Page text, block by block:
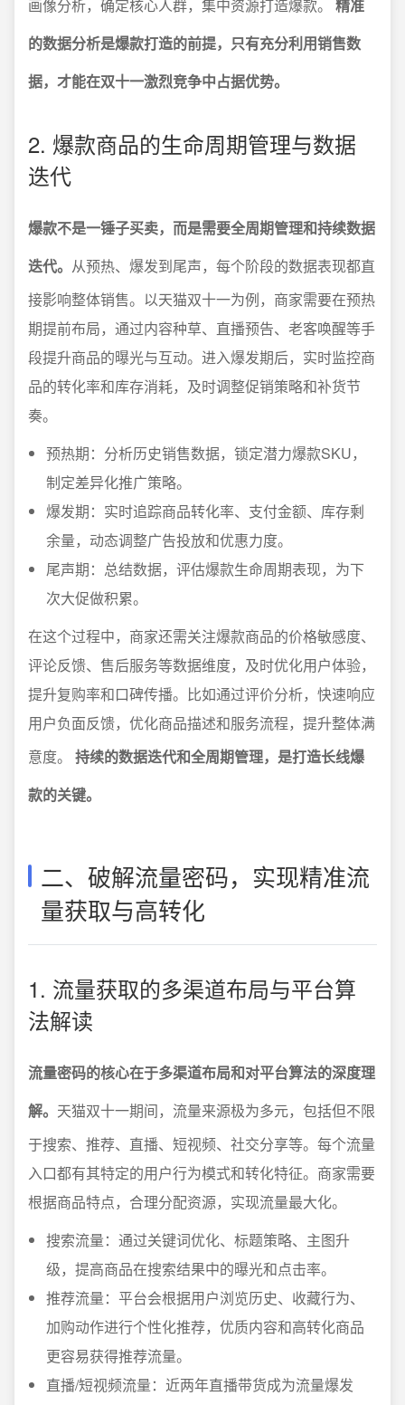
画像分析，确定核心人群，集中资源打造爆款。 精准
的数据分析是爆款打造的前提，只有充分利用销售数
据，才能在双十一激烈竞争中占据优势。
2. 爆款商品的生命周期管理与数据
迭代
爆款不是一锤子买卖，而是需要全周期管理和持续数据
迭代。 从预热、爆发到尾声，每个阶段的数据表现都直
接影响整体销售。以天猫双十一为例，商家需要在预热
期提前布局，通过内容种草、直播预告、老客唤醒等手
段提升商品的曝光与互动。进入爆发期后，实时监控商
品的转化率和库存消耗，及时调整促销策略和补货节
奏。
预热期：分析历史销售数据，锁定潜力爆款SKU，
制定差异化推广策略。
爆发期：实时追踪商品转化率、支付金额、库存剩
余量，动态调整广告投放和优惠力度。
尾声期：总结数据，评估爆款生命周期表现，为下
次大促做积累。
在这个过程中，商家还需关注爆款商品的价格敏感度、
评论反馈、售后服务等数据维度，及时优化用户体验，
提升复购率和口碑传播。比如通过评价分析，快速响应
用户负面反馈，优化商品描述和服务流程，提升整体满
意度。 持续的数据迭代和全周期管理，是打造长线爆
款的关键。
二、破解流量密码，实现精准流
量获取与高转化
1. 流量获取的多渠道布局与平台算
法解读
流量密码的核心在于多渠道布局和对平台算法的深度理
解。 天猫双十一期间，流量来源极为多元，包括但不限
于搜索、推荐、直播、短视频、社交分享等。每个流量
入口都有其特定的用户行为模式和转化特征。商家需要
根据商品特点，合理分配资源，实现流量最大化。
搜索流量：通过关键词优化、标题策略、主图升
级，提高商品在搜索结果中的曝光和点击率。
推荐流量：平台会根据用户浏览历史、收藏行为、
加购动作进行个性化推荐，优质内容和高转化商品
更容易获得推荐流量。
直播/短视频流量：近两年直播带货成为流量爆发